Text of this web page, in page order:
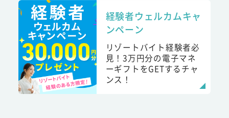
経験者ウェルカムキャ
ンペーン
リゾートバイト経験者必
見！3万円分の電子マネ
ーギフトをGETするチャ
ンス！